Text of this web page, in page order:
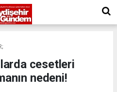
cesetleri
nedeni!